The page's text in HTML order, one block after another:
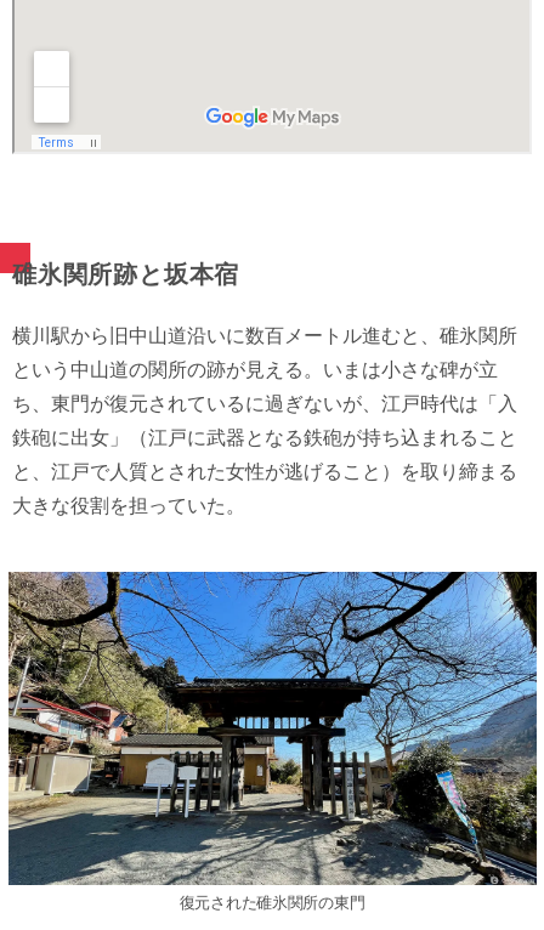
碓氷関所跡と坂本宿
横川駅から旧中山道沿いに数百メートル進むと、碓氷関所
という中山道の関所の跡が見える。いまは小さな碑が立
ち、東門が復元されているに過ぎないが、江戸時代は「入
鉄砲に出女」（江戸に武器となる鉄砲が持ち込まれること
と、江戸で人質とされた女性が逃げること）を取り締まる
大きな役割を担っていた。
復元された碓氷関所の東門